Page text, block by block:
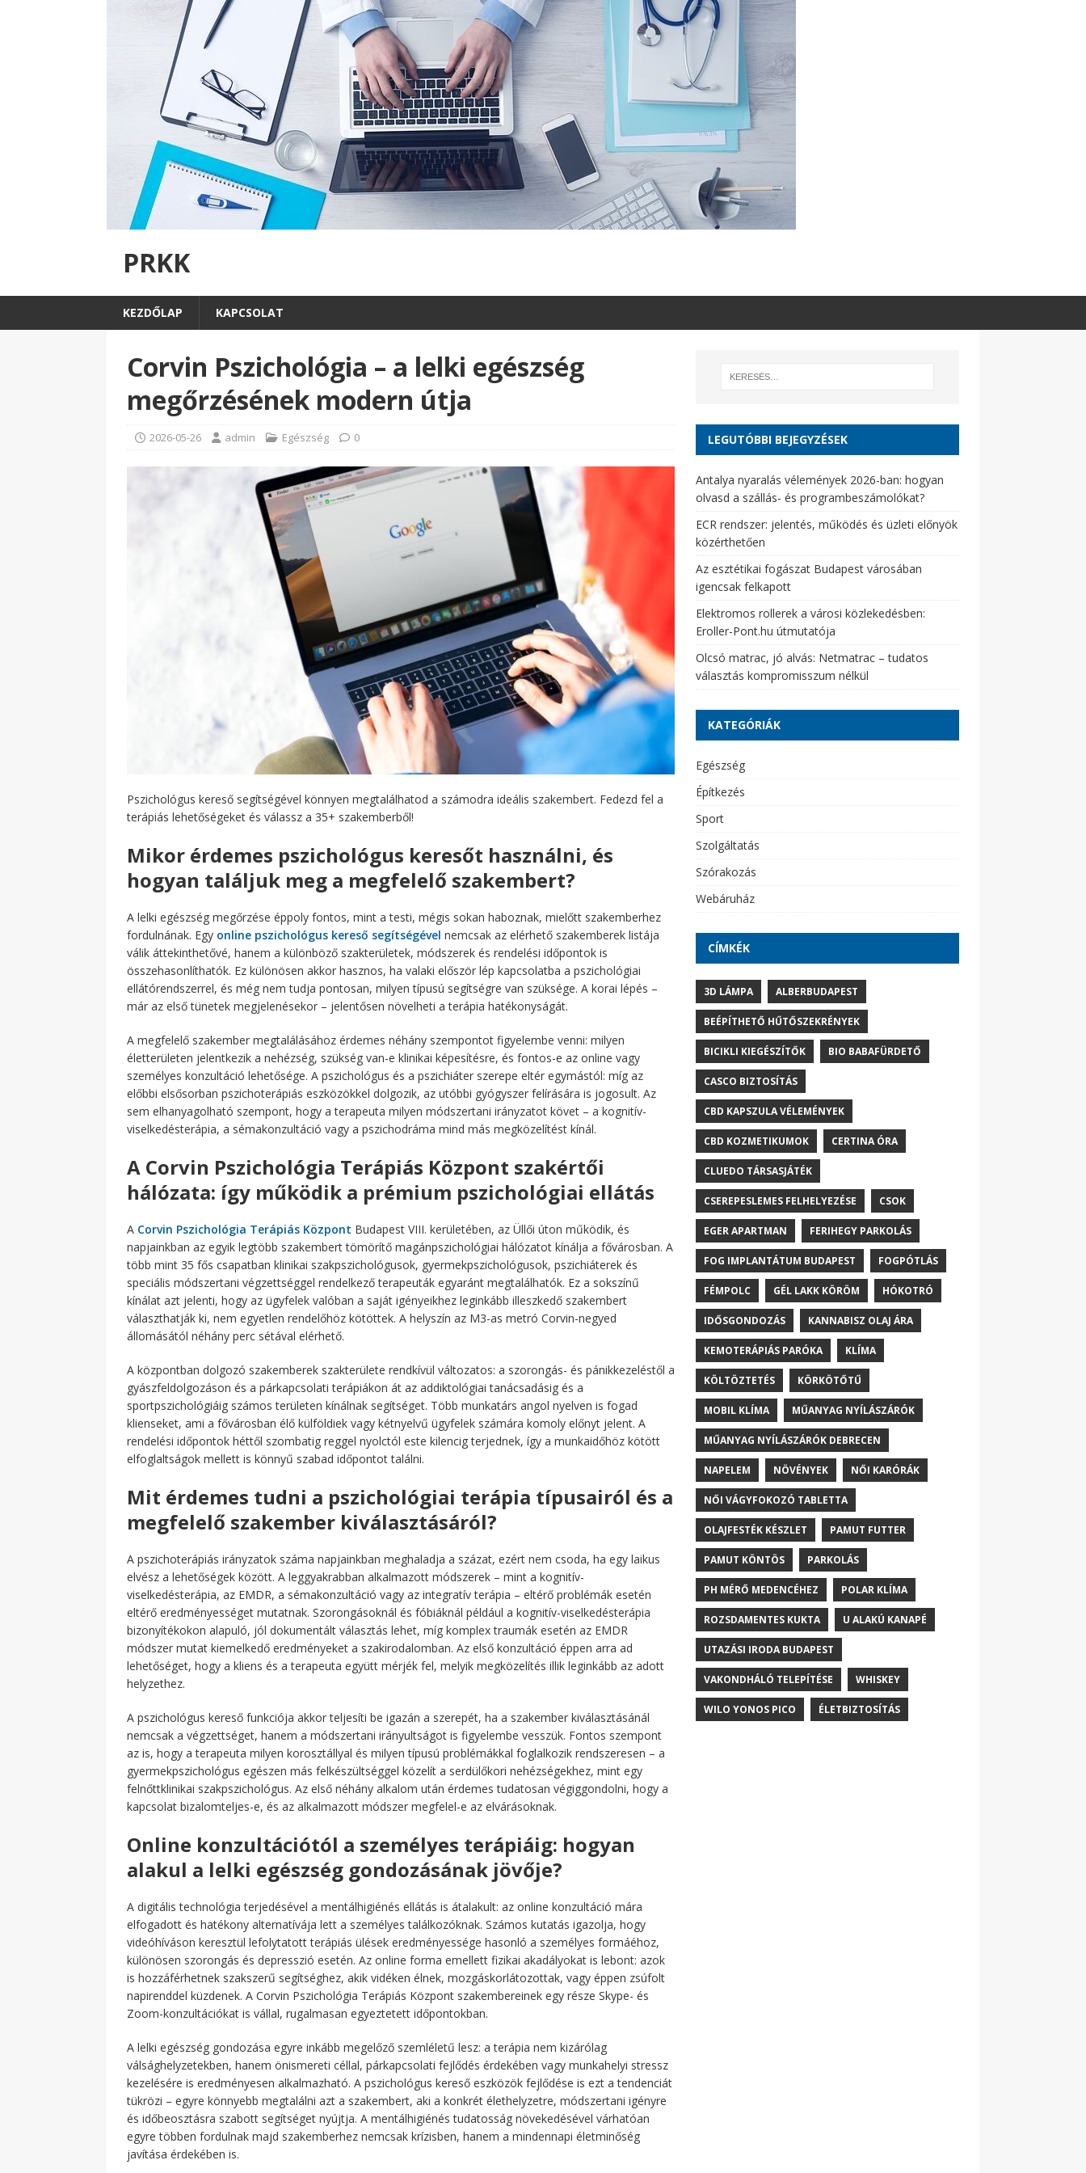
PRKK
KEZDŐLAP KAPCSOLAT
Corvin Pszichológia – a lelki egészség
megőrzésének modern útja
2026-05-26 admin Egészség 0
Pszichológus kereső segítségével könnyen megtalálhatod a számodra ideális szakembert. Fedezd fel a
terápiás lehetőségeket és válassz a 35+ szakemberből!
Mikor érdemes pszichológus keresőt használni, és
hogyan találjuk meg a megfelelő szakembert?
A lelki egészség megőrzése éppoly fontos, mint a testi, mégis sokan haboznak, mielőtt szakemberhez
fordulnának. Egy online pszichológus kereső segítségével nemcsak az elérhető szakemberek listája
válik áttekinthetővé, hanem a különböző szakterületek, módszerek és rendelési időpontok is
összehasonlíthatók. Ez különösen akkor hasznos, ha valaki először lép kapcsolatba a pszichológiai
ellátórendszerrel, és még nem tudja pontosan, milyen típusú segítségre van szüksége. A korai lépés –
már az első tünetek megjelenésekor – jelentősen növelheti a terápia hatékonyságát.
A megfelelő szakember megtalálásához érdemes néhány szempontot figyelembe venni: milyen
életterületen jelentkezik a nehézség, szükség van-e klinikai képesítésre, és fontos-e az online vagy
személyes konzultáció lehetősége. A pszichológus és a pszichiáter szerepe eltér egymástól: míg az
előbbi elsősorban pszichoterápiás eszközökkel dolgozik, az utóbbi gyógyszer felírására is jogosult. Az
sem elhanyagolható szempont, hogy a terapeuta milyen módszertani irányzatot követ – a kognitív-
viselkedésterápia, a sémakonzultáció vagy a pszichodráma mind más megközelítést kínál.
A Corvin Pszichológia Terápiás Központ szakértői
hálózata: így működik a prémium pszichológiai ellátás
A Corvin Pszichológia Terápiás Központ Budapest VIII. kerületében, az Üllői úton működik, és
napjainkban az egyik legtöbb szakembert tömörítő magánpszichológiai hálózatot kínálja a fővárosban. A
több mint 35 fős csapatban klinikai szakpszichológusok, gyermekpszichológusok, pszichiáterek és
speciális módszertani végzettséggel rendelkező terapeuták egyaránt megtalálhatók. Ez a sokszínű
kínálat azt jelenti, hogy az ügyfelek valóban a saját igényeikhez leginkább illeszkedő szakembert
választhatják ki, nem egyetlen rendelőhöz kötöttek. A helyszín az M3-as metró Corvin-negyed
állomásától néhány perc sétával elérhető.
A központban dolgozó szakemberek szakterülete rendkívül változatos: a szorongás- és pánikkezeléstől a
gyászfeldolgozáson és a párkapcsolati terápiákon át az addiktológiai tanácsadásig és a
sportpszichológiáig számos területen kínálnak segítséget. Több munkatárs angol nyelven is fogad
klienseket, ami a fővárosban élő külföldiek vagy kétnyelvű ügyfelek számára komoly előnyt jelent. A
rendelési időpontok héttől szombatig reggel nyolctól este kilencig terjednek, így a munkaidőhöz kötött
elfoglaltságok mellett is könnyű szabad időpontot találni.
Mit érdemes tudni a pszichológiai terápia típusairól és a
megfelelő szakember kiválasztásáról?
A pszichoterápiás irányzatok száma napjainkban meghaladja a százat, ezért nem csoda, ha egy laikus
elvész a lehetőségek között. A leggyakrabban alkalmazott módszerek – mint a kognitív-
viselkedésterápia, az EMDR, a sémakonzultáció vagy az integratív terápia – eltérő problémák esetén
eltérő eredményességet mutatnak. Szorongásoknál és fóbiáknál például a kognitív-viselkedésterápia
bizonyítékokon alapuló, jól dokumentált választás lehet, míg komplex traumák esetén az EMDR
módszer mutat kiemelkedő eredményeket a szakirodalomban. Az első konzultáció éppen arra ad
lehetőséget, hogy a kliens és a terapeuta együtt mérjék fel, melyik megközelítés illik leginkább az adott
helyzethez.
A pszichológus kereső funkciója akkor teljesíti be igazán a szerepét, ha a szakember kiválasztásánál
nemcsak a végzettséget, hanem a módszertani irányultságot is figyelembe vesszük. Fontos szempont
az is, hogy a terapeuta milyen korosztállyal és milyen típusú problémákkal foglalkozik rendszeresen – a
gyermekpszichológus egészen más felkészültséggel közelít a serdülőkori nehézségekhez, mint egy
felnőttklinikai szakpszichológus. Az első néhány alkalom után érdemes tudatosan végiggondolni, hogy a
kapcsolat bizalomteljes-e, és az alkalmazott módszer megfelel-e az elvárásoknak.
Online konzultációtól a személyes terápiáig: hogyan
alakul a lelki egészség gondozásának jövője?
A digitális technológia terjedésével a mentálhigiénés ellátás is átalakult: az online konzultáció mára
elfogadott és hatékony alternatívája lett a személyes találkozóknak. Számos kutatás igazolja, hogy
videóhíváson keresztül lefolytatott terápiás ülések eredményessége hasonló a személyes formáéhoz,
különösen szorongás és depresszió esetén. Az online forma emellett fizikai akadályokat is lebont: azok
is hozzáférhetnek szakszerű segítséghez, akik vidéken élnek, mozgáskorlátozottak, vagy éppen zsúfolt
napirenddel küzdenek. A Corvin Pszichológia Terápiás Központ szakembereinek egy része Skype- és
Zoom-konzultációkat is vállal, rugalmasan egyeztetett időpontokban.
A lelki egészség gondozása egyre inkább megelőző szemléletű lesz: a terápia nem kizárólag
válsághelyzetekben, hanem önismereti céllal, párkapcsolati fejlődés érdekében vagy munkahelyi stressz
kezelésére is eredményesen alkalmazható. A pszichológus kereső eszközök fejlődése is ezt a tendenciát
tükrözi – egyre könnyebb megtalálni azt a szakembert, aki a konkrét élethelyzetre, módszertani igényre
és időbeosztásra szabott segítséget nyújtja. A mentálhigiénés tudatosság növekedésével várhatóan
egyre többen fordulnak majd szakemberhez nemcsak krízisben, hanem a mindennapi életminőség
javítása érdekében is.
LEGUTÓBBI BEJEGYZÉSEK
Antalya nyaralás vélemények 2026-ban: hogyan
olvasd a szállás- és programbeszámolókat?
ECR rendszer: jelentés, működés és üzleti előnyök
közérthetően
Az esztétikai fogászat Budapest városában
igencsak felkapott
Elektromos rollerek a városi közlekedésben:
Eroller-Pont.hu útmutatója
Olcsó matrac, jó alvás: Netmatrac – tudatos
választás kompromisszum nélkül
KATEGÓRIÁK
Egészség
Építkezés
Sport
Szolgáltatás
Szórakozás
Webáruház
CÍMKÉK
3D LÁMPA ALBERBUDAPEST
BEÉPÍTHETŐ HŰTŐSZEKRÉNYEK
BICIKLI KIEGÉSZÍTŐK BIO BABAFÜRDETŐ
CASCO BIZTOSÍTÁS
CBD KAPSZULA VÉLEMÉNYEK
CBD KOZMETIKUMOK CERTINA ÓRA
CLUEDO TÁRSASJÁTÉK
CSEREPESLEMES FELHELYEZÉSE CSOK
EGER APARTMAN FERIHEGY PARKOLÁS
FOG IMPLANTÁTUM BUDAPEST FOGPÓTLÁS
FÉMPOLC GÉL LAKK KÖRÖM HÓKOTRÓ
IDŐSGONDOZÁS KANNABISZ OLAJ ÁRA
KEMOTERÁPIÁS PARÓKA KLÍMA
KÖLTÖZTETÉS KÖRKÖTŐTŰ
MOBIL KLÍMA MŰANYAG NYÍLÁSZÁRÓK
MŰANYAG NYÍLÁSZÁRÓK DEBRECEN
NAPELEM NÖVÉNYEK NŐI KARÓRÁK
NŐI VÁGYFOKOZÓ TABLETTA
OLAJFESTÉK KÉSZLET PAMUT FUTTER
PAMUT KÖNTÖS PARKOLÁS
PH MÉRŐ MEDENCÉHEZ POLAR KLÍMA
ROZSDAMENTES KUKTA U ALAKÚ KANAPÉ
UTAZÁSI IRODA BUDAPEST
VAKONDHÁLÓ TELEPÍTÉSE WHISKEY
WILO YONOS PICO ÉLETBIZTOSÍTÁS